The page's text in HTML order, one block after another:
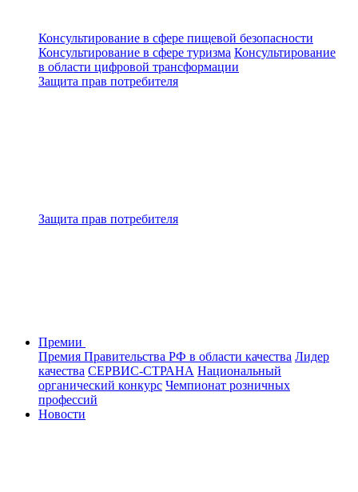
Консультирование в сфере пищевой безопасности
Консультирование в сфере туризма Консультирование
в области цифровой трансформации
Защита прав потребителя
Защита прав потребителя
Премии
Премия Правительства РФ в области качества Лидер
качества СЕРВИС-СТРАНА Национальный
органический конкурс Чемпионат розничных
профессий
Новости